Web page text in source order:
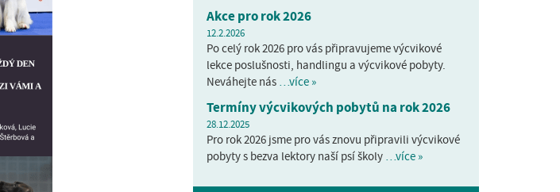
Akce pro rok 2026
12.2.2026
Po celý rok 2026 pro vás připravujeme výcvikové
lekce poslušnosti, handlingu a výcvikové pobyty.
Neváhejte nás …více »
Termíny výcvikových pobytů na rok 2026
28.12.2025
Pro rok 2026 jsme pro vás znovu připravili výcvikové
pobyty s bezva lektory naší psí školy …více »